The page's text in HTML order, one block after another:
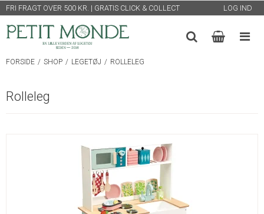
FRI FRAGT OVER 500 KR. | GRATIS CLICK & COLLECT LOG IND
FORSIDE / SHOP / LEGETØJ / ROLLELEG
Rolleleg